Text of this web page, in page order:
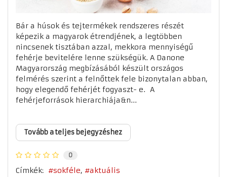
Bár a húsok és tejtermékek rendszeres részét
képezik a magyarok étrendjének, a legtöbben
nincsenek tisztában azzal, mekkora mennyiségű
fehérje bevitelére lenne szükségük. A Danone
Magyarország megbízásából készült országos
felmérés szerint a felnőttek fele bizonytalan abban,
hogy elegendő fehérjét fogyaszt- e. A
fehérjeforrások hierarchiája&n...
Tovább a teljes bejegyzéshez
0
Címkék: sokféle aktuális